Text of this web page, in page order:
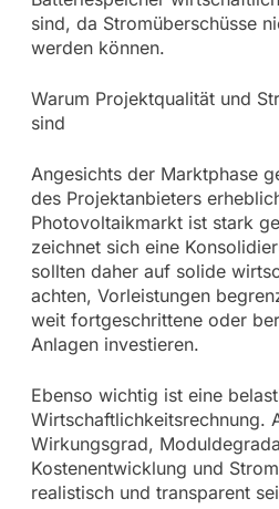
sind, da Stromüberschüsse
werden können.
Warum Projektqualität und
sind
Angesichts der Marktphase
des Projektanbieters
Photovoltaikmarkt ist stark
zeichnet sich eine
sollten daher auf solide
achten, Vorleistungen
weit fortgeschrittene oder
Anlagen investieren.
Ebenso wichtig ist eine
Wirtschaftlichkeitsrechnung.
Wirkungsgrad,
Kostenentwicklung und
realistisch und transparent